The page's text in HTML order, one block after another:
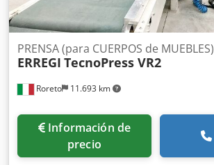
Roreto 11.693 km
PRENSA (para CUERPOS de MUEBLES)
ERREGI TecnoPress VR2
Información de
precio